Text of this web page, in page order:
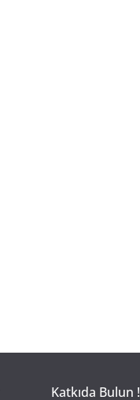
Katkıda Bulun !